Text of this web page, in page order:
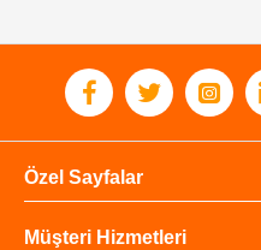
Özel Sayfalar
Müşteri Hizmetleri